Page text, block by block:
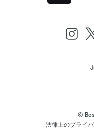
©
法律上のプライ